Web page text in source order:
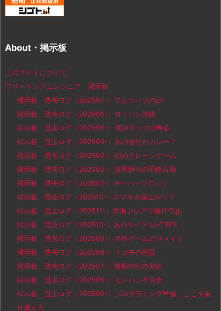
About・掲示板
このサイトについて
フリーランスエンジニア 掲示板
掲示板 過去ログ（202607-）フェラーリのEV
掲示板 過去ログ（202606-）ヨドバシ池袋
掲示板 過去ログ（202605-）電源タップの寿命
掲示板 過去ログ（202604-）あの会社がカレー？
掲示板 過去ログ（202603-）幻のクレーンゲーム
掲示板 過去ログ（202602-）採用担当の不快言動
掲示板 過去ログ（202601-）オーバークロック
掲示板 過去ログ（202512-）スマホも値上がり？
掲示板 過去ログ（202511-）太陽フレアで運行停止
掲示板 過去ログ（202510-）あのサイトもHTTPS
掲示板 過去ログ（202509-）名作ゲームのリメイク
掲示板 過去ログ（202508-）ドコモの品質
掲示板 過去ログ（202507-）退職代行の実績
掲示板 過去ログ（202506-）モンハン不具合
掲示板 過去ログ（202505-）プログラミング学習、ここを乗
り越えろ